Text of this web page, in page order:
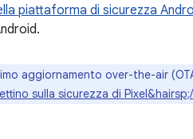
piattaforma di sicurezza
aggiornamento over-the-air
sulla sicurezza di